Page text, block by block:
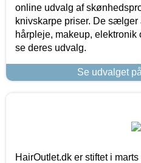
online udvalg af
knivskarpe priser. De sælger
hårpleje, makeup, elektronik
se deres udvalg.
Se udvalget
HairOutlet.dk er stiftet i